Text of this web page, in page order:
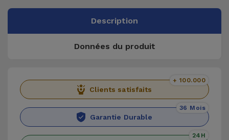
Description
Données du produit
Clients satisfaits
+ 100.000
Garantie Durable
36 Mois
24H